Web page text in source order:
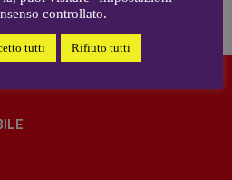
:
breve:
controllato.
tutti Rifiuto tutti